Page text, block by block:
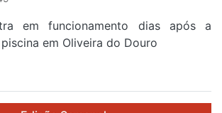
em funcionamento dias após a
em Oliveira do Douro